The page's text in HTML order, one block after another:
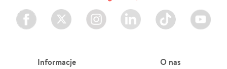
Facebook Twitter Instagram LinkedIn TikTok Youtube
Informacje O nas